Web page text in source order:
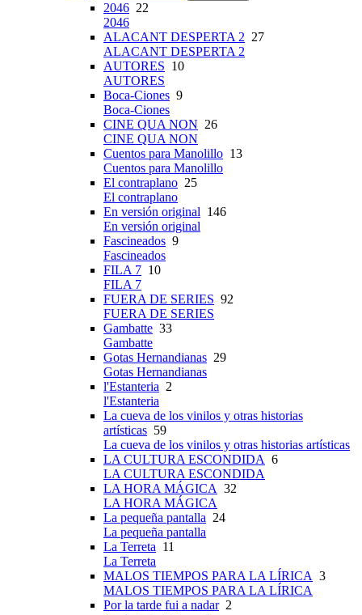
2046 22
2046
ALACANT DESPERTA 2 27
ALACANT DESPERTA 2
AUTORES 10
AUTORES
Boca-Ciones 9
Boca-Ciones
CINE QUA NON 26
CINE QUA NON
Cuentos para Manolillo 13
Cuentos para Manolillo
El contraplano 25
El contraplano
En versión original 146
En versión original
Fascineados 9
Fascineados
FILA 7 10
FILA 7
FUERA DE SERIES 92
FUERA DE SERIES
Gambatte 33
Gambatte
Gotas Hernandianas 29
Gotas Hernandianas
l'Estanteria 2
l'Estanteria
La cueva de los vinilos y otras historias
artísticas 59
La cueva de los vinilos y otras historias artísticas
LA CULTURA ESCONDIDA 6
LA CULTURA ESCONDIDA
LA HORA MÁGICA 32
LA HORA MÁGICA
La pequeña pantalla 24
La pequeña pantalla
La Terreta 11
La Terreta
MALOS TIEMPOS PARA LA LÍRICA 3
MALOS TIEMPOS PARA LA LÍRICA
Por la tarde fui a nadar2